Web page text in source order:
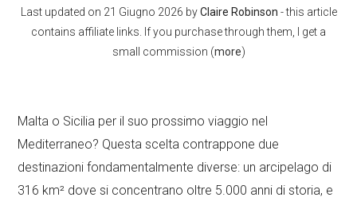
Last updated on 21 Giugno 2026 byClaire Robinson - this article
contains affiliate links. If you purchase through them, I get a
small commission (more)
Malta o Sicilia per il suo prossimo viaggio nel
Mediterraneo? Questa scelta contrappone due
destinazioni fondamentalmente diverse: un arcipelago di
316 km² dove si concentrano oltre 5.000 anni di storia, e